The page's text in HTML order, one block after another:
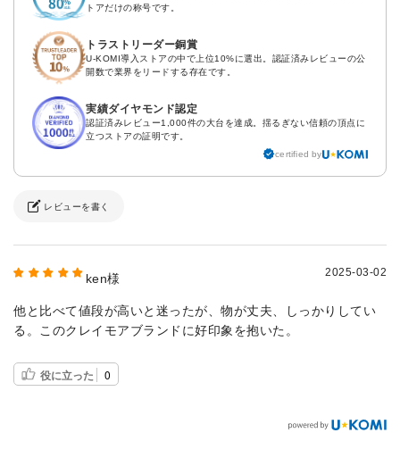
トアだけの称号です。
トラストリーダー銅賞
U-KOMI導入ストアの中で上位10%に選出。認証済みレビューの公
開数で業界をリードする存在です。
実績ダイヤモンド認定
認証済みレビュー1,000件の大台を達成。揺るぎない信頼の頂点に
立つストアの証明です。
certified by
レビューを書く
ken様 2025-03-02
他と比べて値段が高いと迷ったが、物が丈夫、しっかりしてい
る。このクレイモアブランドに好印象を抱いた。
役に立った 0